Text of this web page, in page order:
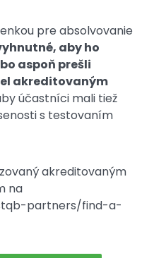
pre absolvovanie
aby ho
aspoň prešli
akreditovaným
účastníci mali tiež
s testovaním
akreditovaným
na
partners/find-a-